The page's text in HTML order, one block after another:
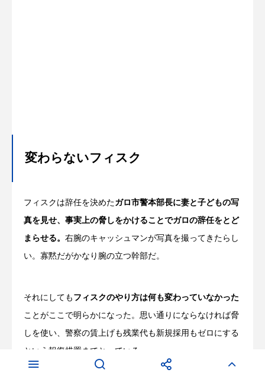
変わらないフィスク
フィスクは辞任を決めたガロ市警本部長に妻と子どもの写
真を見せ、事実上の脅しをかけることでガロの辞任をとど
まらせる。 右腕のキャッシュマンが写真を撮ってきたらし
い。寡黙だがかなり腕の立つ幹部だ。
それにしても フィスクのやり方は何も変わっていなかった
ことがここで明らかになった。思い通りにならなければ脅
しを使い、警察の賃上げも残業代も新規採用もゼロにする
という報復措置までとっている。